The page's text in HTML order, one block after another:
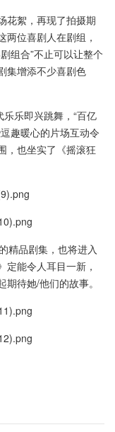
絮，再现了拍摄期
两位喜剧人在剧组，
组合”不止可以让整个
集增添不少喜剧色
乐即兴跳舞，“百亿
趣暖心的片场互动令
，也坐实了《摇滚狂
品剧集，也将进入
定能令人耳目一新，
待她/他们的故事。